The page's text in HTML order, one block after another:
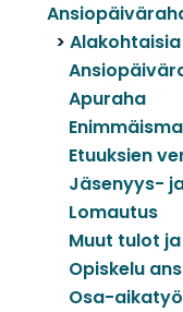
Apuraha
Etuuksien
Jäsenyys-
Lomautus
Muut tulot
Opiskelu
Osa-aikatyö